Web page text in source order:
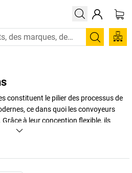
constituent le pilier des processus de
ce dans quoi les convoyeurs
à leur conception flexible, ils
rapide des marchandises les plus